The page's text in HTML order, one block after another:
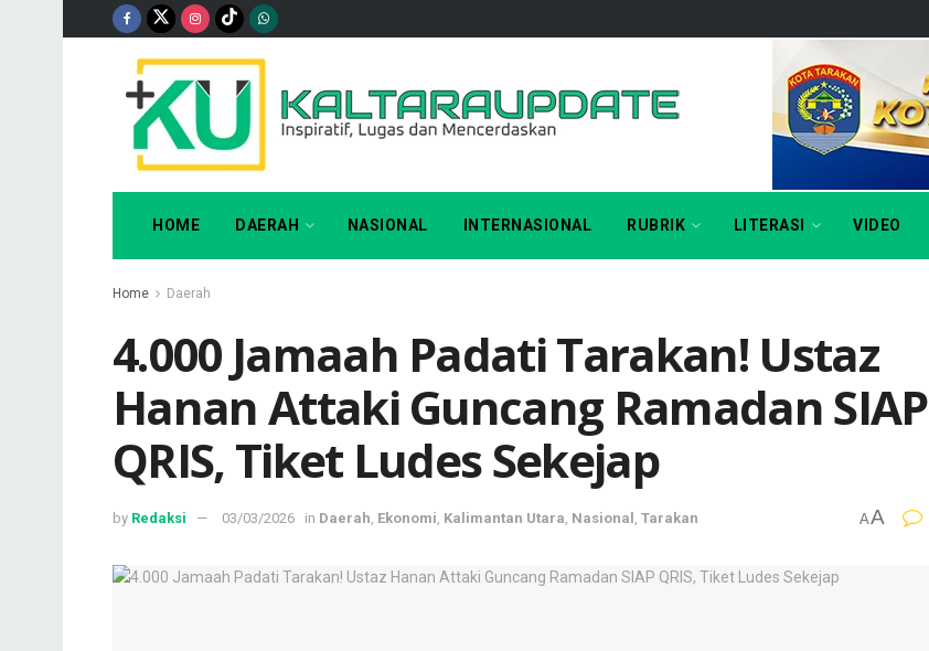
HOME DAERAH NASIONAL INTERNASIONAL RUBRIK LITERASI VIDEO
Home Daerah
4.000 Jamaah Padati Tarakan! Ustaz
Hanan Attaki Guncang Ramadan SIAP
QRIS, Tiket Ludes Sekejap
by Redaksi 03/03/2026 in Daerah Ekonomi Kalimantan Utara Nasional Tarakan AA